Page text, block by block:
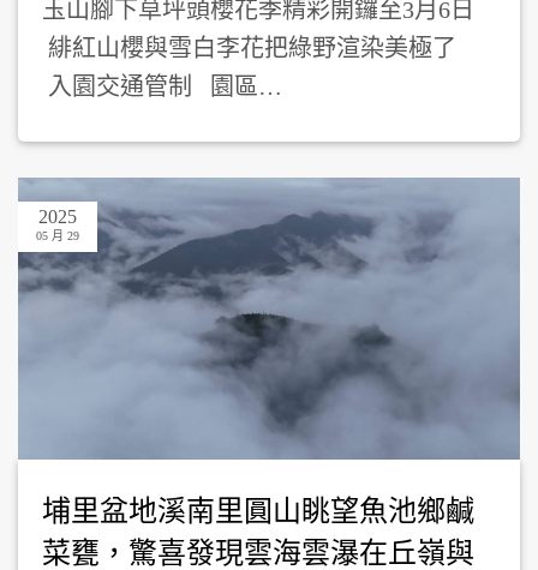
玉山腳下草坪頭櫻花季精彩開鑼至3月6日
緋紅山櫻與雪白李花把綠野渲染美極了
入園交通管制 園區…
2025
05 月 29
埔里盆地溪南里圓山眺望魚池鄉鹹
菜甕，驚喜發現雲海雲瀑在丘嶺與